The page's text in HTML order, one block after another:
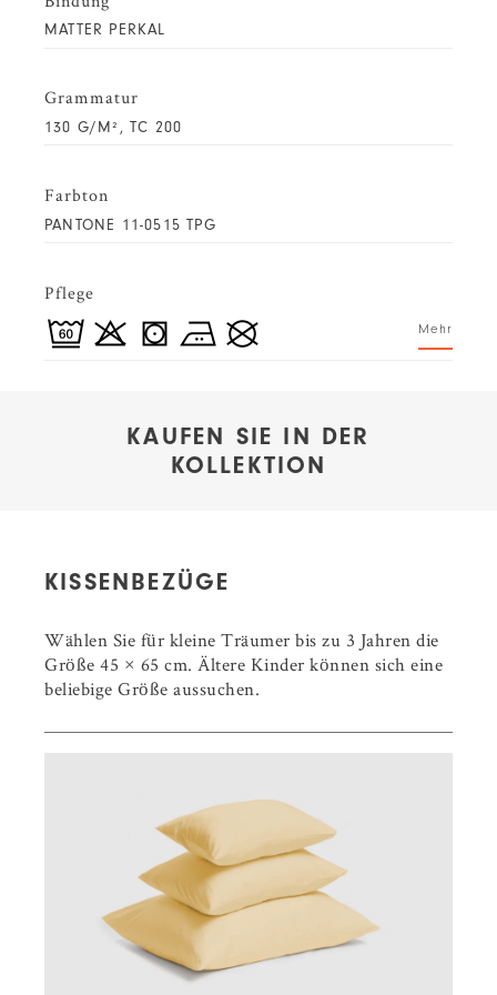
MATTER PERKAL
Grammatur
130 G/M², TC 200
Farbton
PANTONE 11-0515 TPG
Pflege
Mehr
KAUFEN SIE IN DER
KOLLEKTION
KISSENBEZÜGE
Wählen Sie für kleine Träumer bis zu 3 Jahren die
Größe 45 × 65 cm. Ältere Kinder können sich eine
beliebige Größe aussuchen.